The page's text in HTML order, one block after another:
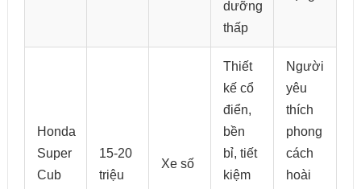
dưỡng
thấp
Honda
Super
Cub
15-20
triệu
Xe số
Thiết
kế cổ
điển,
bền
bỉ, tiết
kiệm
Người
yêu
thích
phong
cách
hoài